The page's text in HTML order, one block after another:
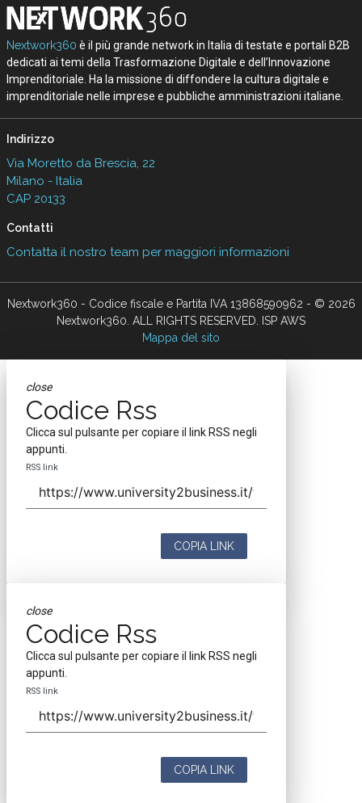
Nextwork360 è il più grande network in Italia di testate e portali B2B
dedicati ai temi della Trasformazione Digitale e dell’Innovazione
Imprenditoriale. Ha la missione di diffondere la cultura digitale e
imprenditoriale nelle imprese e pubbliche amministrazioni italiane.
Indirizzo
Via Moretto da Brescia, 22
Milano - Italia
CAP 20133
Contatti
Contatta il nostro team per maggiori informazioni
Nextwork360 - Codice fiscale e Partita IVA 13868590962 - © 2026
Nextwork360. ALL RIGHTS RESERVED. ISP AWS
Mappa del sito
close
Codice Rss
Clicca sul pulsante per copiare il link RSS negli
appunti.
RSS link
COPIA LINK
close
Codice Rss
Clicca sul pulsante per copiare il link RSS negli
appunti.
RSS link
COPIA LINK